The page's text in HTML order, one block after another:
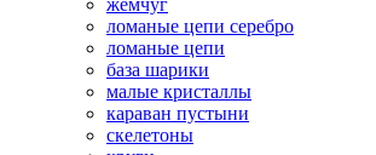
жемчуг
ломаные цепи серебро
ломаные цепи
база шарики
малые кристаллы
караван пустыни
скелетоны